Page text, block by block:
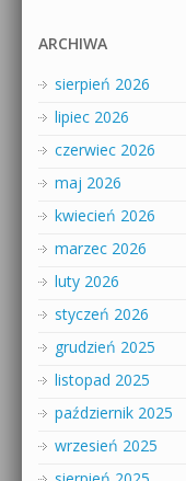
ARCHIWA
sierpień 2026
lipiec 2026
czerwiec 2026
maj 2026
kwiecień 2026
marzec 2026
luty 2026
styczeń 2026
grudzień 2025
listopad 2025
październik 2025
wrzesień 2025